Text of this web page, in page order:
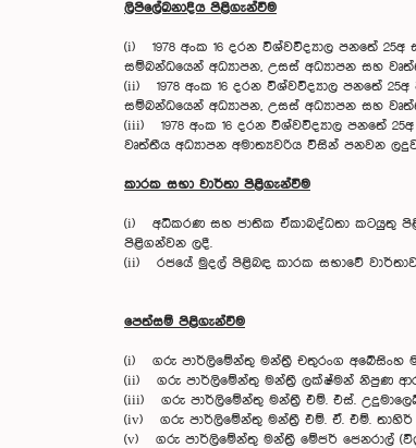
ලිපිලේඛනාදිය පිළිගැන්වීම
(i) 1978 අංක 16 දරන විශ්වවිද්‍යාල පනතේ
සම්බන්ධයෙන් අධ්‍යාපන, උසස් අධ්‍යාපන සහ
(ii) 1978 අංක 16 දරන විශ්වවිද්‍යාල පනතේ
සම්බන්ධයෙන් අධ්‍යාපන, උසස් අධ්‍යාපන සහ
(iii) 1978 අංක 16 දරන විශ්වවිද්‍යාල පනතේ
වෘත්තීය අධ්‍යාපන අමාත්‍යවරිය විසින් පනවන
කාරක සභා වාර්තා පිළිගැන්වීම
(i) අධිකරණ සහ ජාතික ඒකාබද්ධතා කටයුතු
පිළිගන්වන ලදී.
(ii) රජයේ මුදල් පිළිබඳ කාරක සභාවේ
පෙත්සම් පිළිගැන්වීම
(i) ගරු පාර්ලිමේන්තු මන්ත්‍රී චතුරංග
(ii) ගරු පාර්ලිමේන්තු මන්ත්‍රී ලක්ෂ්මන්
(iii) ගරු පාර්ලිමේන්තු මන්ත්‍රී එම්. එස්.
(iv) ගරු පාර්ලිමේන්තු මන්ත්‍රී එම්. ඒ.
(v) ගරු පාර්ලිමේන්තු මන්ත්‍රී මේජර් ජෙනරාල්